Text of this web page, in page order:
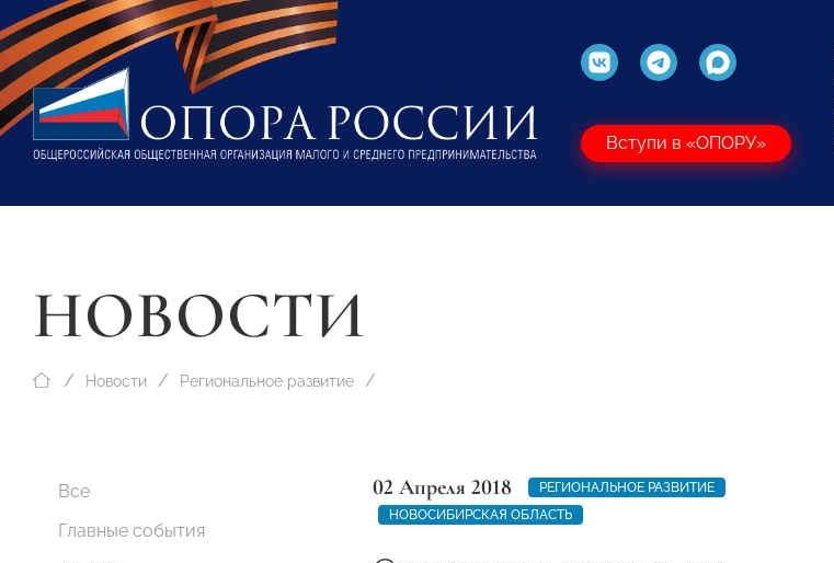
Вступи в «ОПОРУ»
НОВОСТИ
Новости Региональное развитие
Все
Главные события
02 Апреля 2018
РЕГИОНАЛЬНОЕ РАЗВИТИЕ
НОВОСИБИРСКАЯ ОБЛАСТЬ